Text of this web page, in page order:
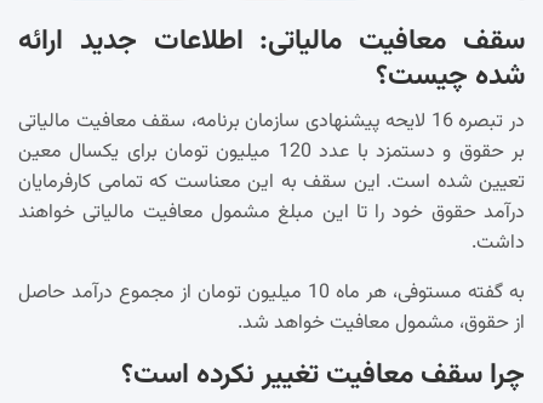
سقف معافیت مالیاتی: اطلاعات جدید ارائه
شده چیست؟
در تبصره 16 لایحه پیشنهادی سازمان برنامه، سقف معافیت مالیاتی
بر حقوق و دستمزد با عدد 120 میلیون تومان برای یکسال معین
تعیین شده است. این سقف به این معناست که تمامی کارفرمایان
درآمد حقوق خود را تا این مبلغ مشمول معافیت مالیاتی خواهند
داشت.
به گفته مستوفی، هر ماه 10 میلیون تومان از مجموع درآمد حاصل
از حقوق، مشمول معافیت خواهد شد.
چرا سقف معافیت تغییر نکرده است؟